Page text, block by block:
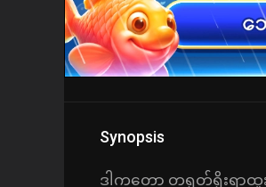
Synopsis
ဒါကတော့ တရုတ်ရိုးရာထူ